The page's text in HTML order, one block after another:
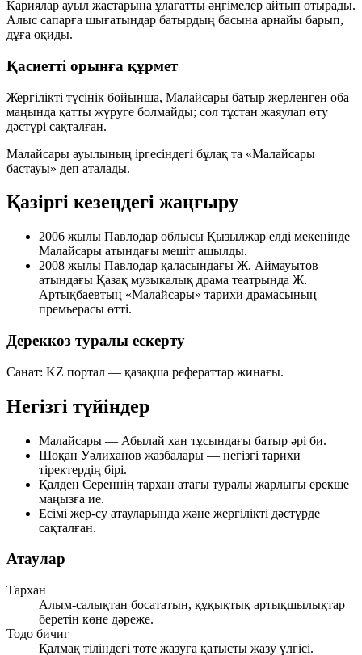
Қариялар ауыл жастарына ұлағатты әңгімелер айтып отырады.
Алыс сапарға шығатындар батырдың басына арнайы барып,
дұға оқиды.
Қасиетті орынға құрмет
Жергілікті түсінік бойынша, Малайсары батыр жерленген оба
маңында қатты жүруге болмайды; сол тұстан жаяулап өту
дәстүрі сақталған.
Малайсары ауылының іргесіндегі бұлақ та «Малайсары
бастауы» деп аталады.
Қазіргі кезеңдегі жаңғыру
2006 жылы Павлодар облысы Қызылжар елді мекенінде
Малайсары атындағы мешіт ашылды.
2008 жылы Павлодар қаласындағы Ж. Аймауытов
атындағы Қазақ музыкалық драма театрында Ж.
Артықбаевтың «Малайсары» тарихи драмасының
премьерасы өтті.
Дереккөз туралы ескерту
Санат: KZ портал — қазақша рефераттар жинағы.
Негізгі түйіндер
Малайсары — Абылай хан тұсындағы батыр әрі би.
Шоқан Уәлиханов жазбалары — негізгі тарихи
тіректердің бірі.
Қалден Сереннің тархан атағы туралы жарлығы ерекше
маңызға ие.
Есімі жер-су атауларында және жергілікті дәстүрде
сақталған.
Атаулар
Тархан
Алым-салықтан босататын, құқықтық артықшылықтар
беретін көне дәреже.
Тодо бичиг
Қалмақ тіліндегі төте жазуға қатысты жазу үлгісі.